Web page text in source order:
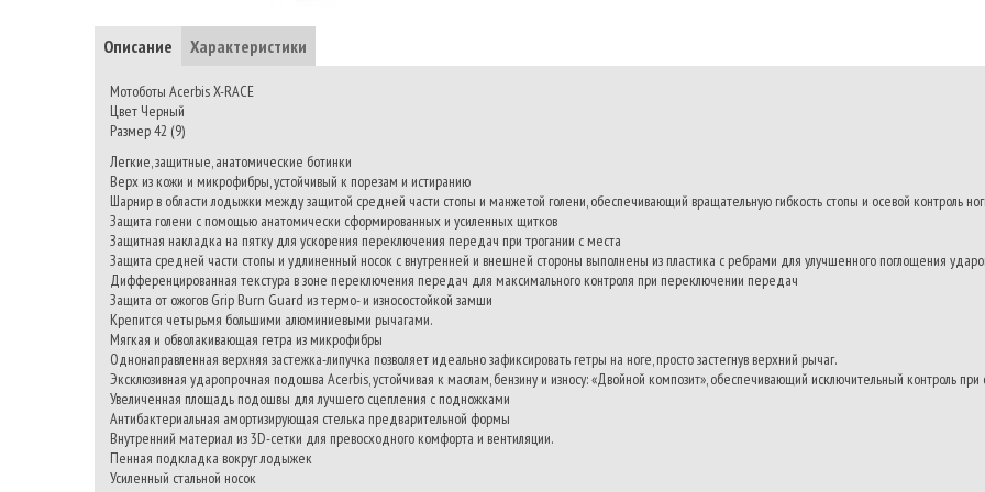
Описание Характеристики
Мотоботы Acerbis X-RACE
Цвет Черный
Размер 42 (9)
Легкие, защитные, анатомические ботинки
Верх из кожи и микрофибры, устойчивый к порезам и истиранию
Шарнир в области лодыжки между защитой средней части стопы и манжетой голени, обеспечивающий вращательную гибкость стопы и осевой контроль
Защита голени с помощью анатомически сформированных и усиленных щитков
Защитная накладка на пятку для ускорения переключения передач при трогании с места
Защита средней части стопы и удлиненный носок с внутренней и внешней стороны выполнены из пластика с ребрами для улучшенного поглощения
Дифференцированная текстура в зоне переключения передач для максимального контроля при переключении передач
Защита от ожогов Grip Burn Guard из термо- и износостойкой замши
Крепится четырьмя большими алюминиевыми рычагами.
Мягкая и обволакивающая гетра из микрофибры
Однонаправленная верхняя застежка-липучка позволяет идеально зафиксировать гетры на ноге, просто застегнув верхний рычаг.
Эксклюзивная ударопрочная подошва Acerbis, устойчивая к маслам, бензину и износу: «Двойной композит», обеспечивающий исключительный контроль
Увеличенная площадь подошвы для лучшего сцепления с подножками
Антибактериальная амортизирующая стелька предварительной формы
Внутренний материал из 3D-сетки для превосходного комфорта и вентиляции.
Пенная подкладка вокруг лодыжек
Усиленный стальной носок